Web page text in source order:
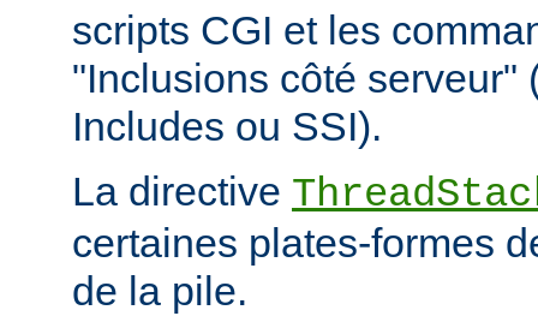
scripts CGI et les
"Inclusions côté serveur"
Includes ou SSI).
La directive
certaines plates-formes
de la pile.